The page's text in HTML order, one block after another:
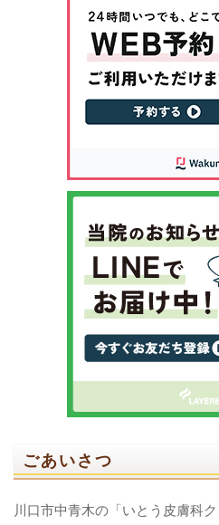
ごあいさつ
川口市中青木の「いとう皮膚科